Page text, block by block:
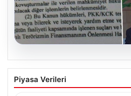
05.08.2026
Süreç yasası teklifi
madde madde kanun
Piyasa Verileri